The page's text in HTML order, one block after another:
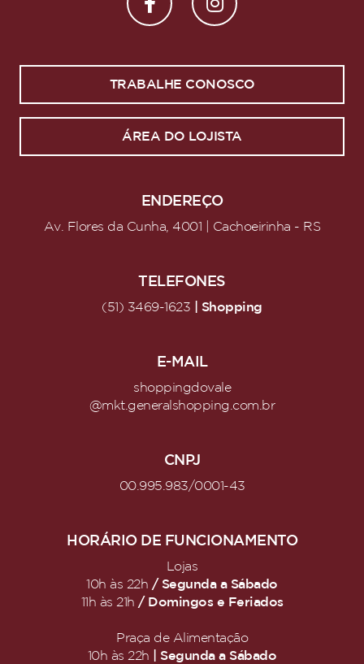
TRABALHE CONOSCO
ÁREA DO LOJISTA
ENDEREÇO
Av. Flores da Cunha, 4001 | Cachoeirinha - RS
TELEFONES
(51) 3469-1623 | Shopping
E-MAIL
shoppingdovale
@mkt.generalshopping.com.br
CNPJ
00.995.983/0001-43
HORÁRIO DE FUNCIONAMENTO
Lojas
10h às 22h / Segunda a Sábado
11h às 21h / Domingos e Feriados
Praça de Alimentação
10h às 22h
| Segunda a Sábado